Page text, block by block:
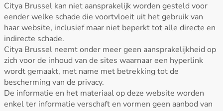
Citya Brussel kan niet aansprakelijk worden gesteld voor
eender welke schade die voortvloeit uit het gebruik van
haar website, inclusief maar niet beperkt tot alle directe en
indirecte schade.
Citya Brussel neemt onder meer geen aansprakelijkheid op
zich voor de inhoud van de sites waarnaar een hyperlink
wordt gemaakt, met name met betrekking tot de
bescherming van de privacy.
De informatie en het materiaal op deze website worden
enkel ter informatie verschaft en vormen geen aanbod van